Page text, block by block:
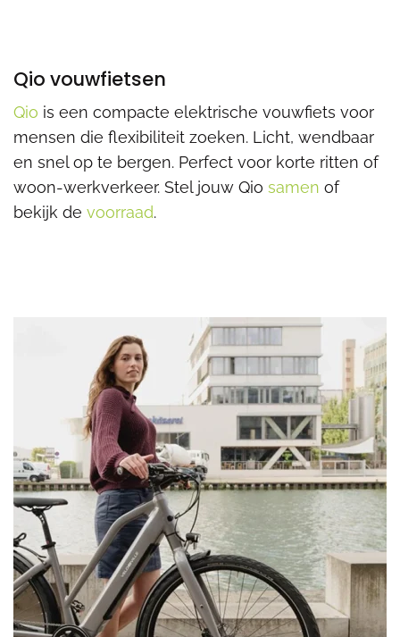
Qio vouwfietsen
Qio is een compacte elektrische vouwfiets voor
mensen die flexibiliteit zoeken. Licht, wendbaar
en snel op te bergen. Perfect voor korte ritten of
woon-werkverkeer. Stel jouw Qio samen of
bekijk de voorraad.